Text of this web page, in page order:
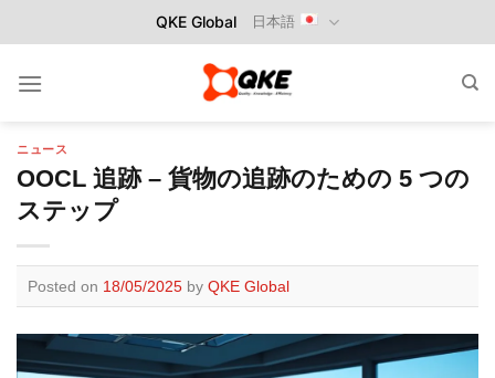
to
QKE Global 日本語
ニュース
OOCL 追跡 – 貨物の追跡のための 5 つの
ステップ
Posted on 18/05/2025 by QKE Global